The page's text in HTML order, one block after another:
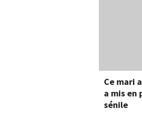
Ce mari
a mis en
sénile